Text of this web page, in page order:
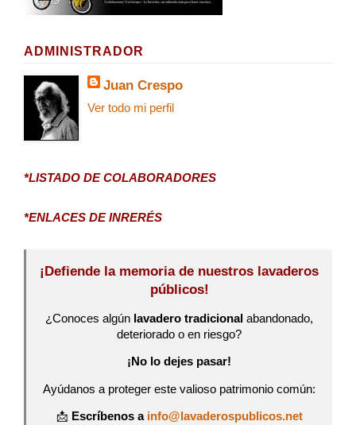
ADMINISTRADOR
Juan Crespo
Ver todo mi perfil
*LISTADO DE COLABORADORES
*ENLACES DE INRERÉS
¡Defiende la memoria de nuestros lavaderos
públicos!
¿Conoces algún lavadero tradicional abandonado,
deteriorado o en riesgo?
¡No lo dejes pasar!
Ayúdanos a proteger este valioso patrimonio común:
📩 Escríbenos a info@lavaderospublicos.net